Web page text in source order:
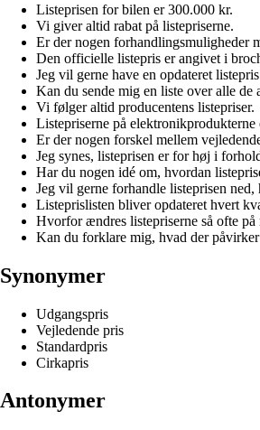
Listeprisen for bilen er 300.000 kr.
Vi giver altid rabat på listepriserne.
Er der nogen forhandlingsmuligheder
Den officielle listepris er angivet i
Jeg vil gerne have en opdateret
Kan du sende mig en liste over alle de
Vi følger altid producentens listepriser.
Listepriserne på elektronikprodukterne
Er der nogen forskel mellem
Jeg synes, listeprisen er for høj i
Har du nogen idé om, hvordan
Jeg vil gerne forhandle listeprisen
Listeprislisten bliver opdateret hvert
Hvorfor ændres listepriserne så ofte på
Kan du forklare mig, hvad der
Synonymer
Udgangspris
Vejledende pris
Standardpris
Cirkapris
Antonymer